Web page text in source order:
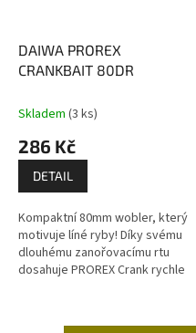
DAIWA PROREX
CRANKBAIT 80DR
Skladem (3 ks)
286 Kč
DETAIL
Kompaktní 80mm wobler, který
motivuje líné ryby! Díky svému
dlouhému zanořovacímu rtu
dosahuje PROREX Crank rychle
vibrace....